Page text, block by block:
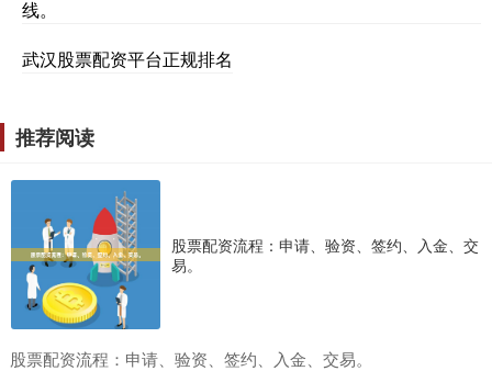
线。
武汉股票配资平台正规排名
推荐阅读
股票配资流程：申请、验资、签约、入金、交
易。
​股票配资流程：申请、验资、签约、入金、交易。